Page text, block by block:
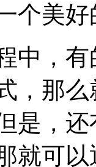
个美
中，
，那
是，
就可